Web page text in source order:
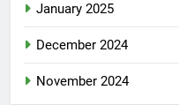
January 2025
December 2024
November 2024